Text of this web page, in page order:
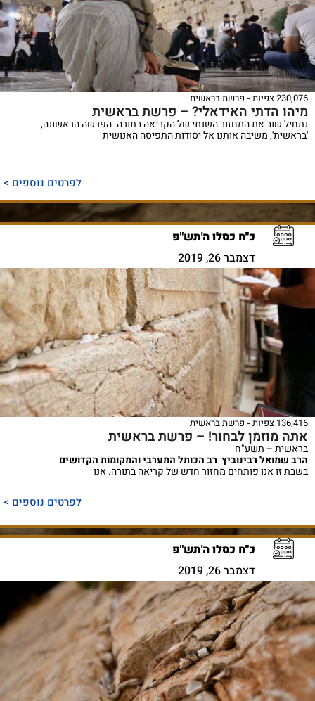
230,076 צפיות פרשת בראשית
מיהו הדתי האידאלי? – פרשת בראשית
נתחיל שוב את המחזור השנתי של הקריאה בתורה. הפרשה הראשונה,
'בראשית', משיבה אותנו אל יסודות התפיסה האנושית
לפרטים נוספים >
כ"ח כסלו ה'תש"פ
דצמבר 26, 2019
136,416 צפיות פרשת בראשית
אתה מוזמן לבחור! – פרשת בראשית
בראשית – תשע"ח
הרב שמואל רבינוביץ רב הכותל המערבי והמקומות הקדושים
בשבת זו אנו פותחים מחזור חדש של קריאה בתורה. אנו
לפרטים נוספים >
כ"ח כסלו ה'תש"פ
דצמבר 26, 2019